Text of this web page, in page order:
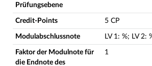
Prüfungsebene
Credit-Points 5 CP
Modulabschlussnote LV 1: %; LV 2:
Faktor der Modulnote für
die Endnote des
1